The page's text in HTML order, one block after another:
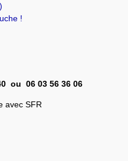
!
ou 06 03 56 36 06
avec SFR